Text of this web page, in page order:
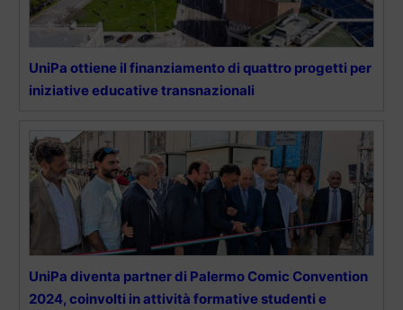
UniPa ottiene il finanziamento di quattro progetti per
iniziative educative transnazionali
UniPa diventa partner di Palermo Comic Convention
2024, coinvolti in attività formative studenti e